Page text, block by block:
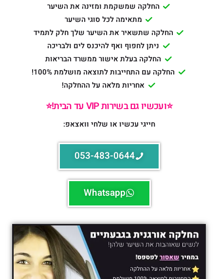
החלקה שמשקמת ומזינה את השיער
מתאימה לכל סוגי השיער
החלקה שתשאיר את השיער שלך חלק לתמיד
ניתן לחפוף ואף להיכנס לים ולבריכה
החלקה בעלת אישור ממשרד הבריאות
החלקה עם התחייבות לתוצאה מושלמת 100%!
אחריות מלאה על ההחלקה!
⭐️ועכשיו גם בשירות VIP עד הבית!⭐️
חייגי עכשיו או שלחי וואצאפ:
053-483-0644
Whatsapp